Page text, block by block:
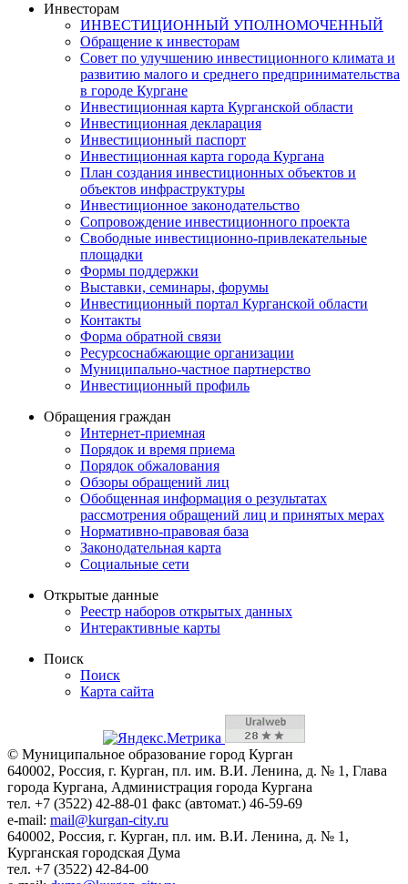
Инвесторам
ИНВЕСТИЦИОННЫЙ УПОЛНОМОЧЕННЫЙ
Обращение к инвесторам
Совет по улучшению инвестиционного климата и
развитию малого и среднего предпринимательства
в городе Кургане
Инвестиционная карта Курганской области
Инвестиционная декларация
Инвестиционный паспорт
Инвестиционная карта города Кургана
План создания инвестиционных объектов и
объектов инфраструктуры
Инвестиционное законодательство
Сопровождение инвестиционного проекта
Свободные инвестиционно-привлекательные
площадки
Формы поддержки
Выставки, семинары, форумы
Инвестиционный портал Курганской области
Контакты
Форма обратной связи
Ресурсоснабжающие организации
Муниципально-частное партнерство
Инвестиционный профиль
Обращения граждан
Интернет-приемная
Порядок и время приема
Порядок обжалования
Обзоры обращений лиц
Обобщенная информация о результатах
рассмотрения обращений лиц и принятых мерах
Нормативно-правовая база
Законодательная карта
Социальные сети
Открытые данные
Реестр наборов открытых данных
Интерактивные карты
Поиск
Поиск
Карта сайта
© Муниципальное образование город Курган
640002, Россия, г. Курган, пл. им. В.И. Ленина, д. № 1, Глава
города Кургана, Администрация города Кургана
тел. +7 (3522) 42-88-01 факс (автомат.) 46-59-69
e-mail: mail@kurgan-city.ru
640002, Россия, г. Курган, пл. им. В.И. Ленина, д. № 1,
Курганская городская Дума
тел. +7 (3522) 42-84-00